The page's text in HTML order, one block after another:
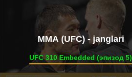
ММА (UFC) - janglari
UFC 310 Embedded (эпизод 5)